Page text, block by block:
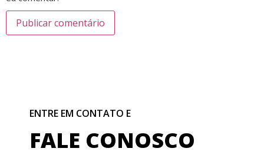
ENTRE EM CONTATO E
FALE CONOSCO